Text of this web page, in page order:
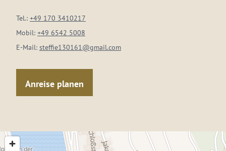
Tel.: +49 170 3410217
Mobil: +49 6542 5008
E-Mail: steffie130161@gmail.com
Anreise planen